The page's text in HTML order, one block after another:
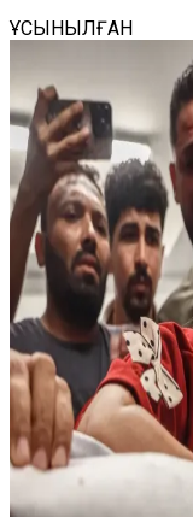
ҰСЫНЫЛҒАН